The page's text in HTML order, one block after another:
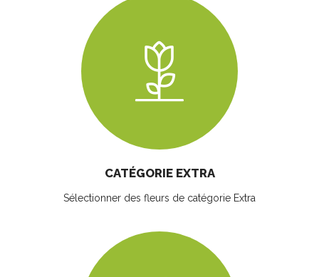
CATÉGORIE EXTRA
Sélectionner des fleurs de catégorie Extra